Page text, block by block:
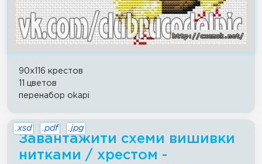
90x116 крестов
11 цветов
перенабор okapi
Завантажити схеми вишивки
нитками / хрестом -
.xsd .pdf .jpg